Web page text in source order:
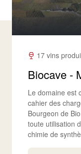
17 vins
Biocave -
Le domaine est
cahier des
Bourgeon de
toute utilisation
chimie de